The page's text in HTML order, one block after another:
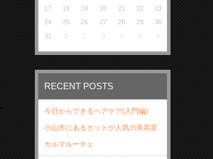
17
18 19 20 21 22
23
24
25 26 27 28 29
30
31
1 2 3 4 5 6
RECENT POSTS
今日からできるヘアケア(入門編)
小山市にあるカットが人気の美容室
カルマルーチェ